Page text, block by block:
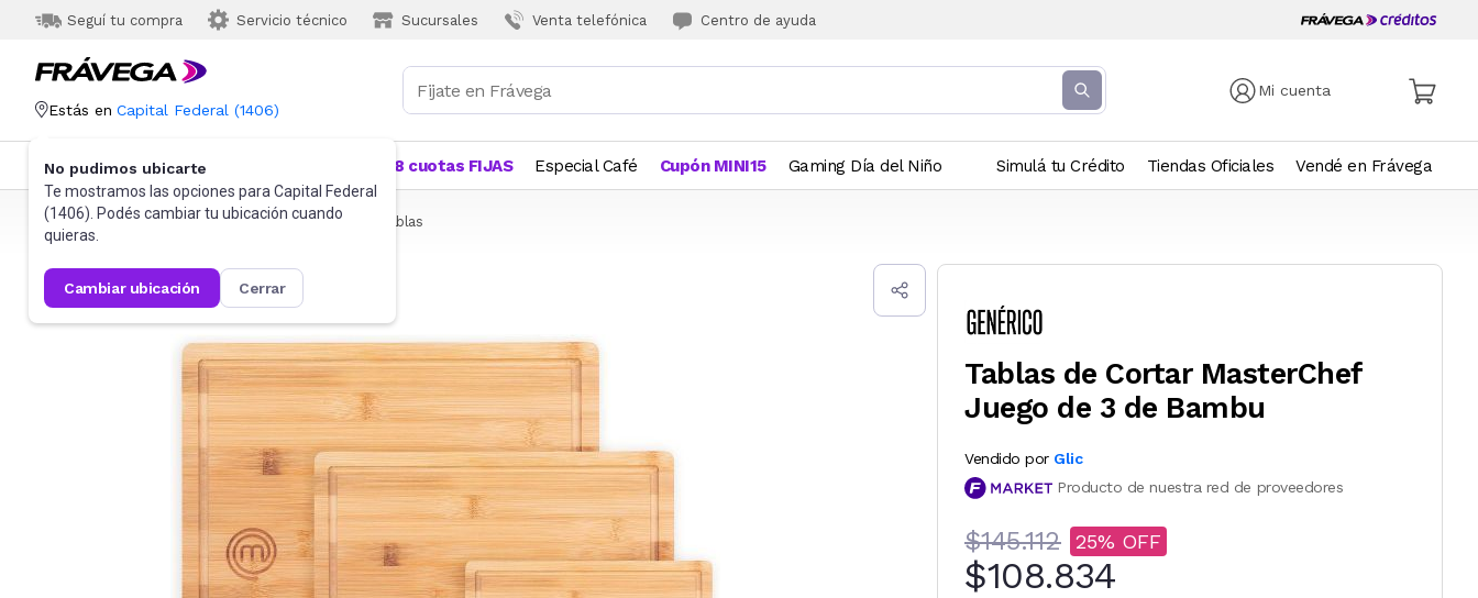
Seguí tu compra Servicio técnico Sucursales Venta telefónica Centro de ayuda
Mi cuenta
Estás en Capital Federal (1406)
No pudimos ubicarte
Te mostramos las opciones para Capital Federal
(1406). Podés cambiar tu ubicación cuando
quieras.
cambiar ubicación cerrar
Categorías Más Vendidos 18 cuotas FIJAS Especial Café Cupón MINI15 Gaming Día del Niño Simulá tu Crédito Tiendas Oficiales Vendé en Frávega
Frávega Hogar Bazar Utensilios de cocina Tablas
Tablas de Cortar MasterChef
Juego de 3 de Bambu
Vendido por Glic
Producto de nuestra red de proveedores
$145.112 25
$108.834